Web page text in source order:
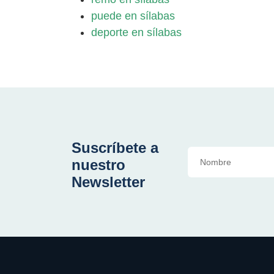
puede en sílabas
deporte en sílabas
Suscríbete a
nuestro
Newsletter